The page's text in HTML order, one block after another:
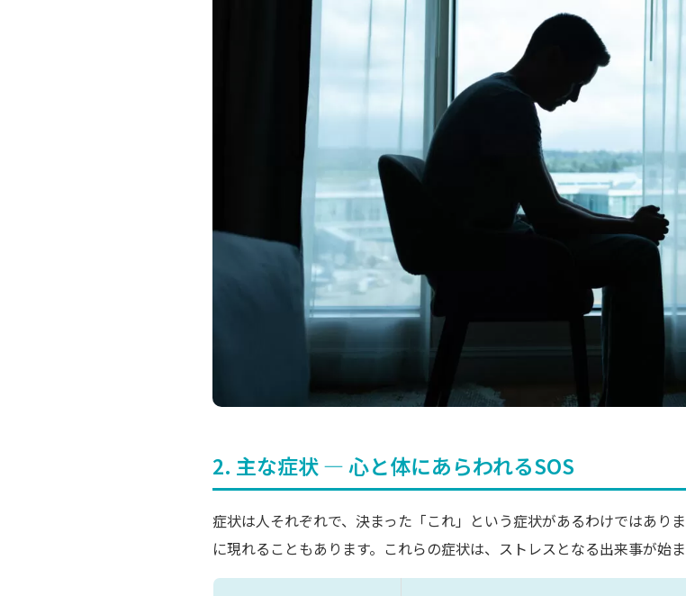
2. 主な症状 ― 心と体にあらわれるSOS
症状は人それぞれで、決まった「これ」という症状があるわけではあり
に現れることもあります。これらの症状は、ストレスとなる出来事が始